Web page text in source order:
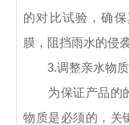
的对比试验，确
膜，阻挡雨水的侵袭
3.调整亲水物质
为保证产品的的
物质是必须的，关